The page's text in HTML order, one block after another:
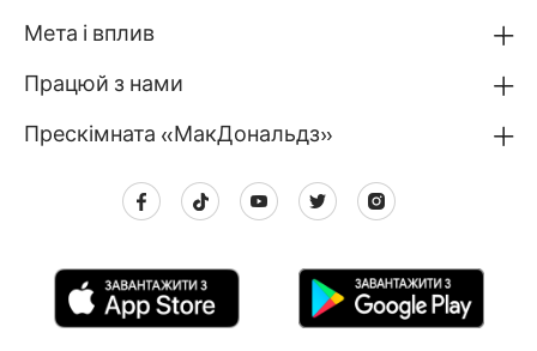
Мета і вплив
Працюй з нами
Прескімната «МакДональдз»